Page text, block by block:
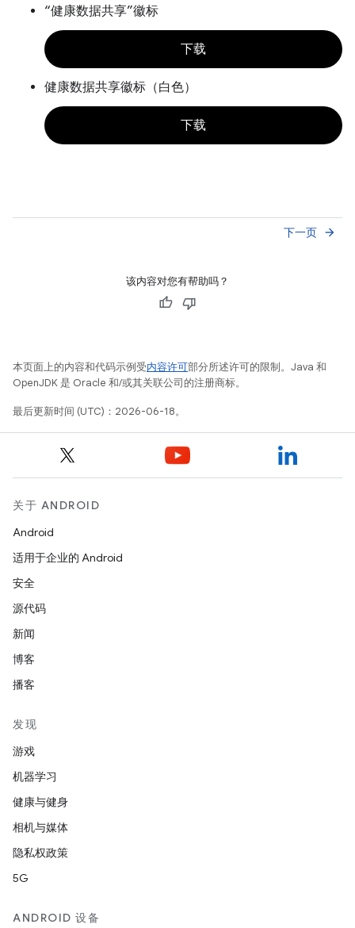
“健康数据共享”徽标
下载
健康数据共享徽标（白色）
下载
下一页 arrow_forward
该内容对您有帮助吗？
本页面上的内容和代码示例受内容许可部分所述许可的限制。Java 和
OpenJDK 是 Oracle 和/或其关联公司的注册商标。
最后更新时间 (UTC)：2026-06-18。
关于 ANDROID
Android
适用于企业的 Android
安全
源代码
新闻
博客
播客
发现
游戏
机器学习
健康与健身
相机与媒体
隐私权政策
5G
ANDROID 设备